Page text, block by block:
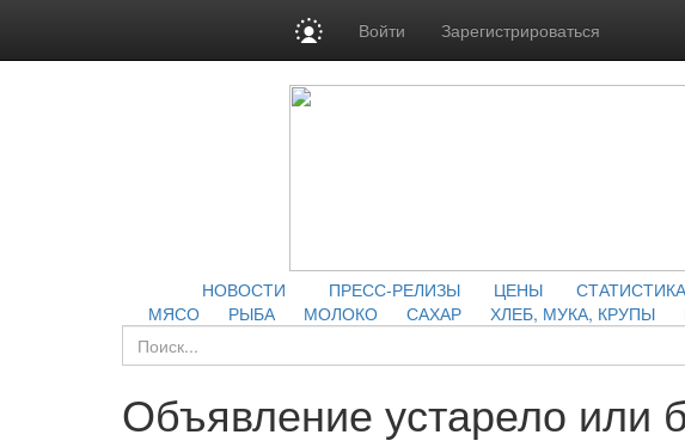
Войти Зарегистрироваться
НОВОСТИ ПРЕСС-РЕЛИЗЫ ЦЕНЫ СТАТИСТИКА
МЯСО
РЫБА МОЛОКО САХАР ХЛЕБ, МУКА, КРУПЫ
Объявление устарело или